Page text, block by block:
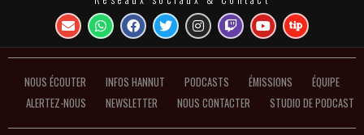
NOUS ÉCOUTER INFOS HANNUT PODCASTS ÉMISSIONS
ÉQUIPE
ALERTEZ-NOUS
NEWSLETTER NOUS CONTACTER STUDIO DE PODCAST